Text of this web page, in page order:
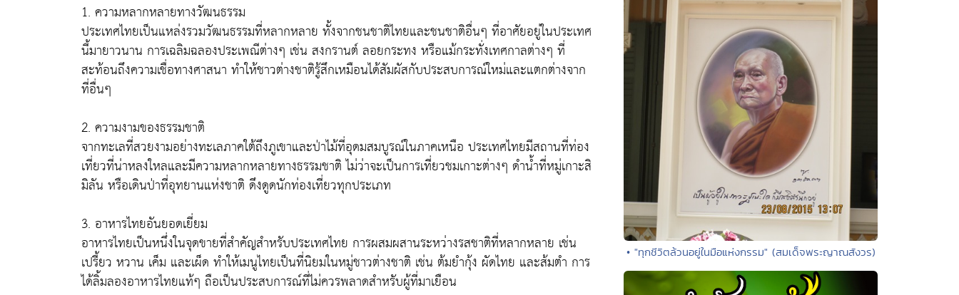
1. ความหลากหลายทางวัฒนธรรม
ประเทศไทยเป็นแหล่งรวมวัฒนธรรมที่หลากหลาย ทั้งจากชนชาติไทยและชนชาติอื่นๆ ที่อาศัยอยู่ในประเทศ
นี้มายาวนาน การเฉลิมฉลองประเพณีต่างๆ เช่น สงกรานต์ ลอยกระทง หรือแม้กระทั่งเทศกาลต่างๆ ที่
สะท้อนถึงความเชื่อทางศาสนา ทำให้ชาวต่างชาติรู้สึกเหมือนได้สัมผัสกับประสบการณ์ใหม่และแตกต่างจาก
ที่อื่นๆ
2. ความงามของธรรมชาติ
จากทะเลที่สวยงามอย่างทะเลภาคใต้ถึงภูเขาและป่าไม้ที่อุดมสมบูรณ์ในภาคเหนือ ประเทศไทยมีสถานที่ท่อง
เที่ยวที่น่าหลงใหลและมีความหลากหลายทางธรรมชาติ ไม่ว่าจะเป็นการเที่ยวชมเกาะต่างๆ ดำน้ำที่หมู่เกาะสิ
มิลัน หรือเดินป่าที่อุทยานแห่งชาติ ดึงดูดนักท่องเที่ยวทุกประเภท
3. อาหารไทยอันยอดเยี่ยม
อาหารไทยเป็นหนึ่งในจุดขายที่สำคัญสำหรับประเทศไทย การผสมผสานระหว่างรสชาติที่หลากหลาย เช่น
เปรี้ยว หวาน เค็ม และเผ็ด ทำให้เมนูไทยเป็นที่นิยมในหมู่ชาวต่างชาติ เช่น ต้มยำกุ้ง ผัดไทย และส้มตำ การ
ได้ลิ้มลองอาหารไทยแท้ๆ ถือเป็นประสบการณ์ที่ไม่ควรพลาดสำหรับผู้ที่มาเยือน
• "ทุกชีวิตล้วนอยู่ในมือแห่งกรรม" (สมเด็จพระญาณสังวร)